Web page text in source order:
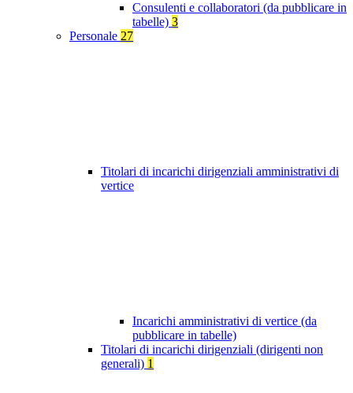
Consulenti e collaboratori (da pubblicare in
tabelle) 3
Personale 27
Titolari di incarichi dirigenziali amministrativi di
vertice
Incarichi amministrativi di vertice (da
pubblicare in tabelle)
Titolari di incarichi dirigenziali (dirigenti non
generali) 1